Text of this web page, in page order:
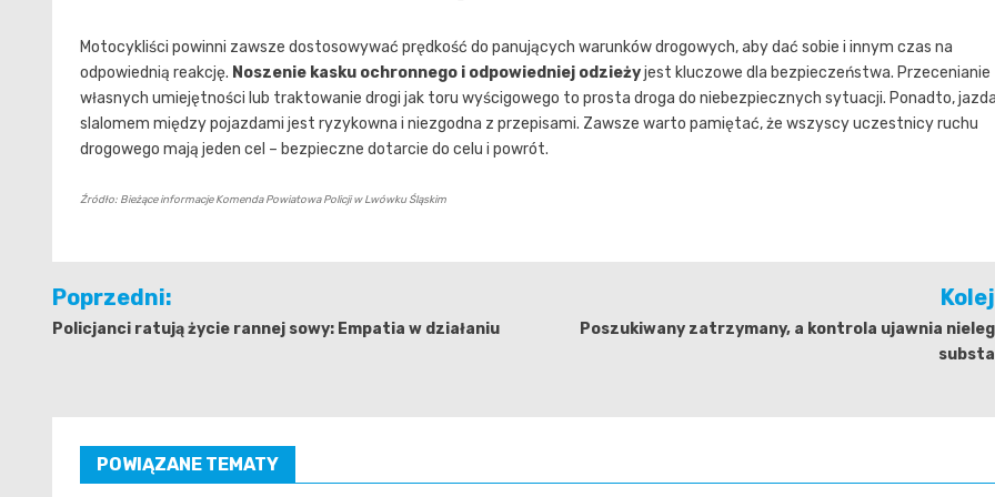
Motocykliści powinni zawsze dostosowywać prędkość do panujących warunków drogowych, aby dać sobie i innym czas na
odpowiednią reakcję. Noszenie kasku ochronnego i odpowiedniej odzieżyjest kluczowe dla bezpieczeństwa. Przecenianie
własnych umiejętności lub traktowanie drogi jak toru wyścigowego to prosta droga do niebezpiecznych sytuacji. Ponadto, jazda
slalomem między pojazdami jest ryzykowna i niezgodna z przepisami. Zawsze warto pamiętać, że wszyscy uczestnicy ruchu
drogowego mają jeden cel – bezpieczne dotarcie do celu i powrót.
Źródło: Bieżące informacje Komenda Powiatowa Policji w Lwówku Śląskim
Nawigacja
wpisu
Poprzedni:
Policjanci ratują życie rannej sowy: Empatia w działaniu
Poszukiwany zatrzymany, a kontrola ujawnia
POWIĄZANE TEMATY